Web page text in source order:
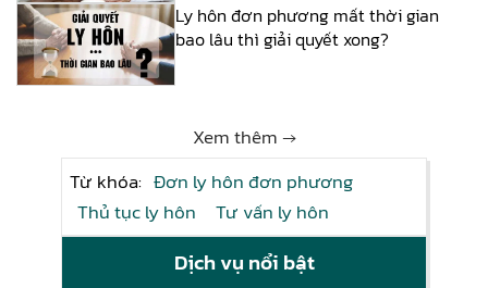
Ly hôn đơn phương mất thời gian
bao lâu thì giải quyết xong?
Xem thêm →
Từ khóa: Đơn ly hôn đơn phương
Thủ tục ly hôn
Tư vấn ly hôn
Dịch vụ nổi bật